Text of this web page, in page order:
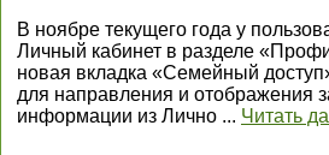
В ноябре текущего года у
Личный кабинет в разделе
новая вкладка «Семейный
для направления и отображения
информации из Лично ... Читать